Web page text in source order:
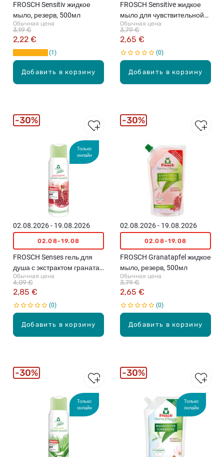
Добавить в корзину
FROSCH Sensitiv жидкое
мыло, резерв, 500мл
Обычная цена
2,22 €
3,19 €
1
Добавить в корзину
FROSCH Sensitive жидкое
мыло для чувствительной
кожи, 300мл
Обычная цена
2,65 €
3,79 €
0
Только
онлайн
Добавить в корзину
02.08.2026 - 19.08.2026
02.08-19.08
FROSCH Senses гель для
душа с экстрактом граната,
300мл
Обычная цена
2,85 €
4,09 €
0
30%
Добавить в корзину
02.08.2026 - 19.08.2026
02.08-19.08
FROSCH Granatapfel жидкое
мыло, резерв, 500мл
Обычная цена
2,65 €
3,79 €
0
30%
Только
онлайн
30%
Только
онлайн
30%